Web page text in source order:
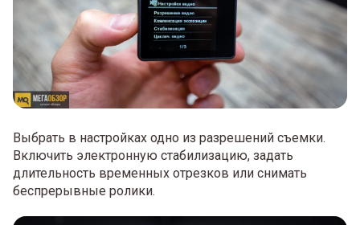
Выбрать в настройках одно из разрешений съемки.
Включить электронную стабилизацию, задать
длительность временных отрезков или снимать
беспрерывные ролики.